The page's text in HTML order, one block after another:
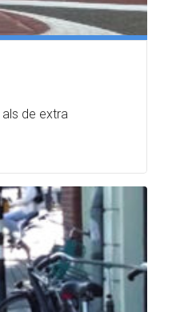
de extra